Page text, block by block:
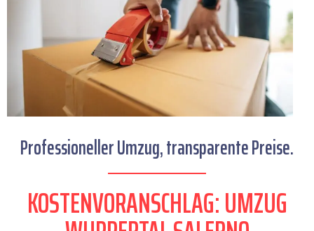
Professioneller Umzug, transparente Preise.
KOSTENVORANSCHLAG: UMZUG